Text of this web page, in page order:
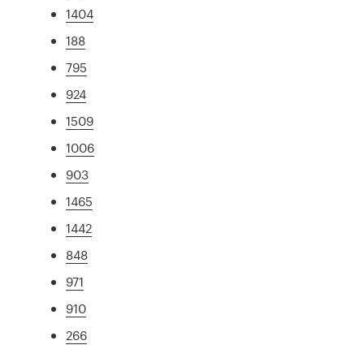
1404
188
795
924
1509
1006
903
1465
1442
848
971
910
266